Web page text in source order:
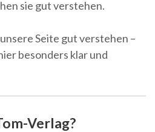
sie gut verstehen.
Seite gut verstehen –
besonders klar und
Verlag?